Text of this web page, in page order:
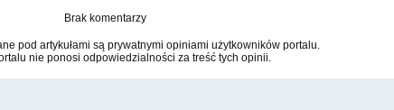
Brak komentarzy
pod artykułami są prywatnymi opiniami użytkowników portalu.
nie ponosi odpowiedzialności za treść tych opinii.